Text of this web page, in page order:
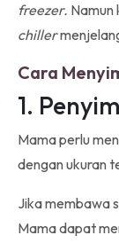
freezer. Namun
chiller
Cara
1.
Mama perlu
dengan ukuran
Jika membawa
Mama dapat